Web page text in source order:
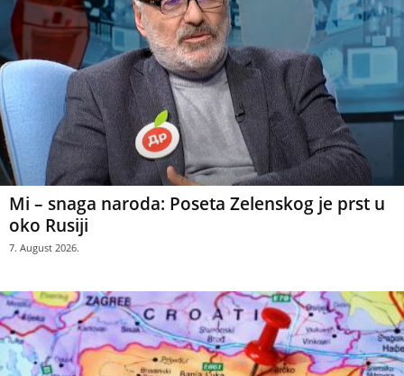
Mi – snaga naroda: Poseta Zelenskog je prst u
oko Rusiji
7. August 2026.